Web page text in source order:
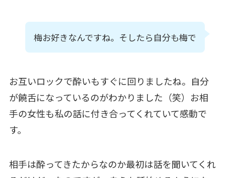
梅お好きなんですね。そしたら自分も梅で
お互いロックで酔いもすぐに回りましたね。自分
が饒舌になっているのがわかりました（笑）お相
手の女性も私の話に付き合ってくれていて感動で
す。
相手は酔ってきたからなのか最初は話を聞いてくれ